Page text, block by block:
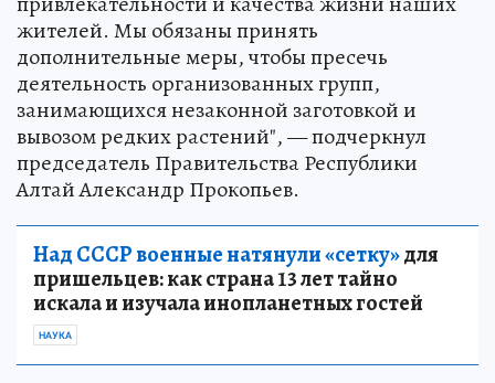
жителей. Мы обязаны принять
дополнительные меры, чтобы пресечь
деятельность организованных групп,
занимающихся незаконной заготовкой и
вывозом редких растений", — подчеркнул
председатель Правительства Республики
Алтай Александр Прокопьев.
Над СССР военные натянули «сетку»для
пришельцев: как страна 13 лет тайно
искала и изучала инопланетных гостей
НАУКА